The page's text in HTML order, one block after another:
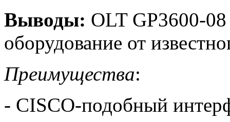
Выводы: OLT GP3600-
оборудование от
Преимущества:
- CISCO-подобный